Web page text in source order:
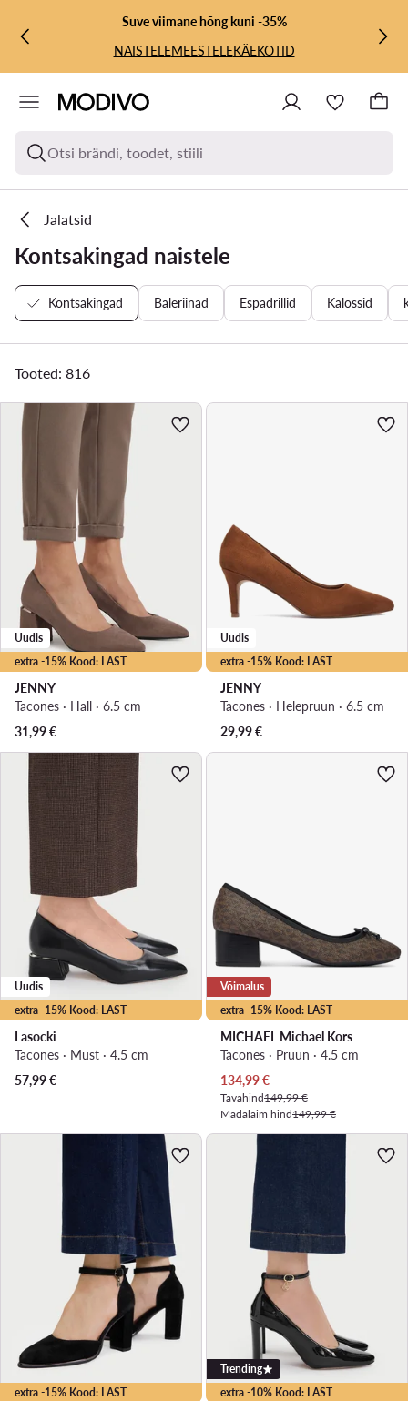
LIIGU PÕHISISU JUURDE
MINE OTSINGUSSESuve viimane hõng kuni -35%
NAISTELEMEESTELEKÄEKOTID
Otsi brändi, toodet, stiili
Jalatsid
Kontsakingad naistele
Kontsakingad Baleriinad Espadrillid Kalossid
Tooted: 816
extra -15% Kood: LAST
Uudis
JENNY
Tacones · Hall · 6.5 cm
31,99€
extra -15% Kood: LAST
Uudis
JENNY
Tacones · Helepruun · 6.5 cm
29,99€
extra -15% Kood: LAST
Uudis
Lasocki
Tacones · Must · 4.5 cm
57,99€
extra -15% Kood: LAST
Võimalus
MICHAEL Michael Kors
Tacones · Pruun · 4.5 cm
Praegune hind
134,99€
Tavahind149,99 €
Madalaim hind149,99 €
extra -15% Kood: LAST extra -10% Kood: LAST
Trending